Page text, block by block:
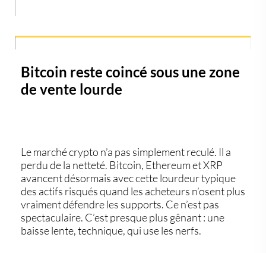
Bitcoin reste coincé sous une zone
de vente lourde
Le marché crypto n’a pas simplement reculé. Il a
perdu de la netteté. Bitcoin, Ethereum et XRP
avancent désormais avec cette lourdeur typique
des actifs risqués quand les acheteurs n’osent plus
vraiment défendre les supports. Ce n’est pas
spectaculaire. C’est presque plus gênant : une
baisse lente, technique, qui use les nerfs.